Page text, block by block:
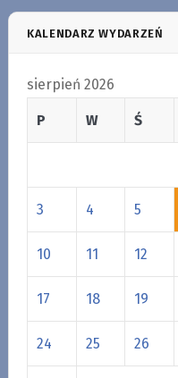
KALENDARZ WYDARZEŃ
sierpień 2026
P W Ś
3 4 5
10 11 12
17 18 19
24 25 26